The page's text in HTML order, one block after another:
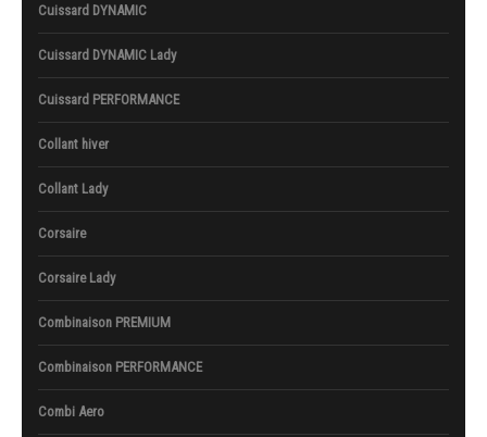
Cuissard DYNAMIC
Cuissard DYNAMIC Lady
Cuissard PERFORMANCE
Collant hiver
Collant Lady
Corsaire
Corsaire Lady
Combinaison PREMIUM
Combinaison PERFORMANCE
Combi Aero